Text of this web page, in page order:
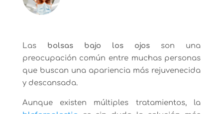
Las bolsas bajo los ojos son una
preocupación común entre muchas personas
que buscan una apariencia más rejuvenecida
y descansada.
Aunque existen múltiples tratamientos, la